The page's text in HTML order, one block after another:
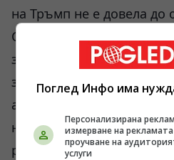
на Тръмп не е довела до
Следователно
започва да търси
за натиск. Именно така
активизирането на
новите инициативи в
регион и опитите за
Поглед Инфо има
Персонализирана
измерване на
проучване на
услуги